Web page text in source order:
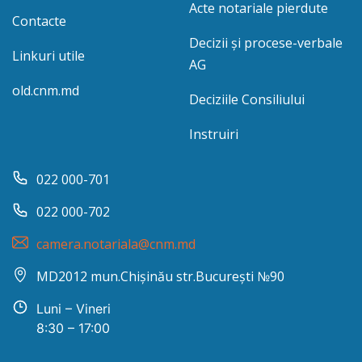
Contacte
Linkuri utile
old.cnm.md
Acte notariale pierdute
Decizii și procese-verbale
AG
Deciziile Consiliului
Instruiri
022 000-701
022 000-702
camera.notariala@cnm.md
MD2012 mun.Chișinău str.București №90
Luni – Vineri
8:30 – 17:00